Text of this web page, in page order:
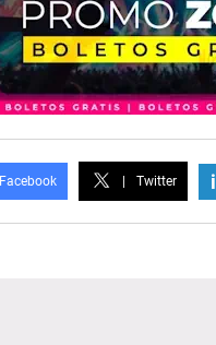
Facebook Twitter